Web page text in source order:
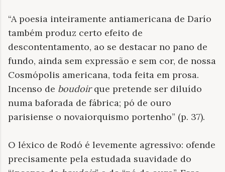
“A poesia inteiramente antiamericana de Darío
também produz certo efeito de
descontentamento, ao se destacar no pano de
fundo, ainda sem expressão e sem cor, de nossa
Cosmópolis americana, toda feita em prosa.
Incenso de boudoirque pretende ser diluído
numa baforada de fábrica; pó de ouro
parisiense o novaiorquismo portenho” (p. 37).
O léxico de Rodó é levemente agressivo: ofende
precisamente pela estudada suavidade do